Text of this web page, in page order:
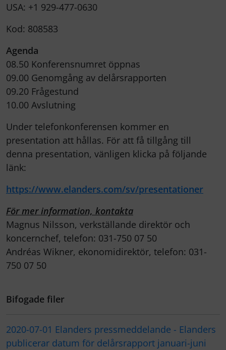
USA: +1 929-477-0630
Kod: 808583
Agenda
08.50 Konferensnumret öppnas
09.00 Genomgång av delårsrapporten
09.20 Frågestund
10.00 Avslutning
Under telefonkonferensen kommer en
presentation att hållas. För att få tillgång till
denna presentation, vänligen klicka på följande
länk:
https://www.elanders.com/sv/presentationer
För mer information, kontakta
Magnus Nilsson, verkställande direktör och
koncernchef, telefon: 031-750 07 50
Andréas Wikner, ekonomidirektör, telefon: 031-
750 07 50
Bifogade filer
2020-07-01 Elanders pressmeddelande - Elanders
publicerar datum för delårsrapport januari-juni